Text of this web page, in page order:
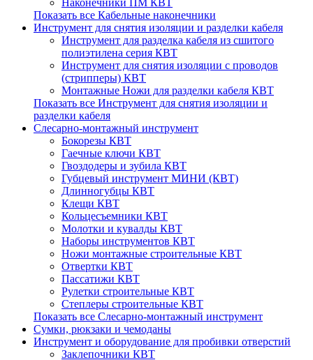
Показать все Кабельные наконечники
Инструмент для снятия изоляции и разделки кабеля
Инструмент для разделка кабеля из сшитого
полиэтилена серия КВТ
Инструмент для снятия изоляции с проводов
(стрипперы) КВТ
Монтажные Ножи для разделки кабеля КВТ
Показать все Инструмент для снятия изоляции и
разделки кабеля
Слесарно-монтажный инструмент
Бокорезы КВТ
Гаечные ключи КВТ
Гвоздодеры и зубила КВТ
Губцевый инструмент МИНИ (КВТ)
Длинногубцы КВТ
Клещи КВТ
Кольцесъемники КВТ
Молотки и кувалды КВТ
Наборы инструментов КВТ
Ножи монтажные строительные КВТ
Отвертки КВТ
Пассатижи КВТ
Рулетки строительные КВТ
Степлеры строительные КВТ
Показать все Слесарно-монтажный инструмент
Сумки, рюкзаки и чемоданы
Инструмент и оборудование для пробивки отверстий
Заклепочники КВТ